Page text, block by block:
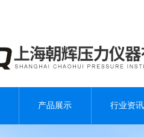
产品展示 行业资讯